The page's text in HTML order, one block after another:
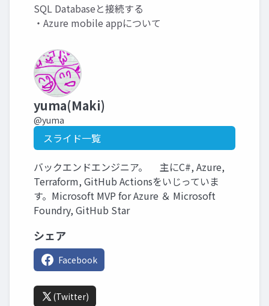
SQL Databaseと接続する
・Azure mobile appについて
yuma(Maki)
@yuma
スライド一覧
バックエンドエンジニア。 主にC#, Azure,
Terraform, GitHub Actionsをいじっていま
す。Microsoft MVP for Azure ＆ Microsoft
Foundry, GitHub Star
シェア
Facebook
(Twitter)